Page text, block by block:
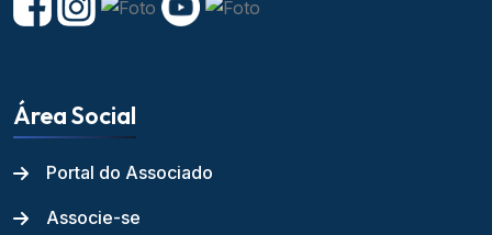
Área Social
Portal do Associado
Associe-se